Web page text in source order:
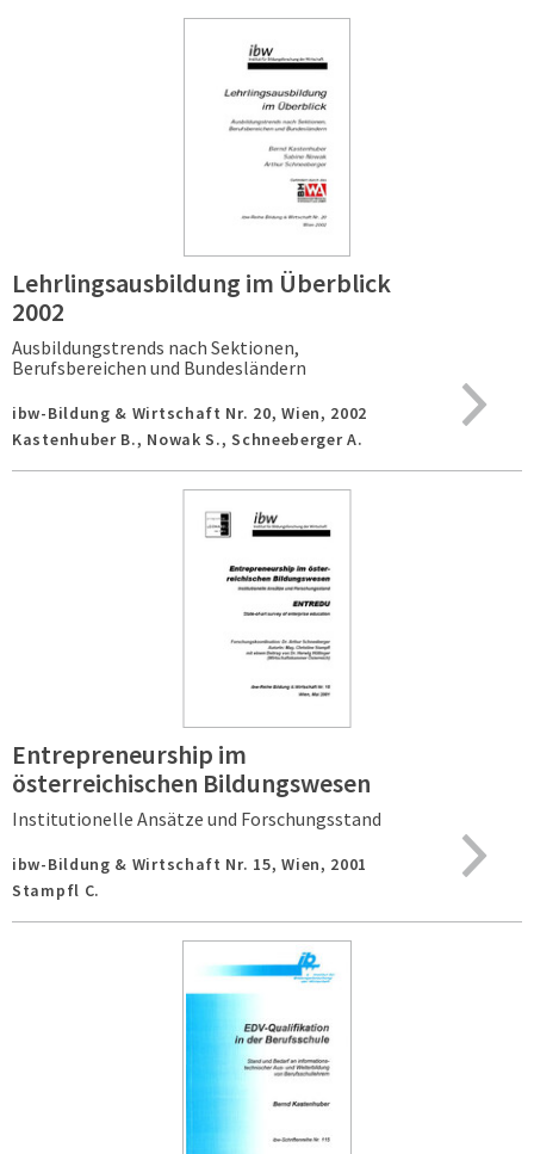
Lehrlingsausbildung im Überblick
2002
Ausbildungstrends nach Sektionen,
Berufsbereichen und Bundesländern
ibw-Bildung & Wirtschaft Nr. 20,Wien, 2002
Kastenhuber B., Nowak S., Schneeberger A.
Entrepreneurship im
österreichischen Bildungswesen
Institutionelle Ansätze und Forschungsstand
ibw-Bildung & Wirtschaft Nr. 15,Wien, 2001
Stampfl C.